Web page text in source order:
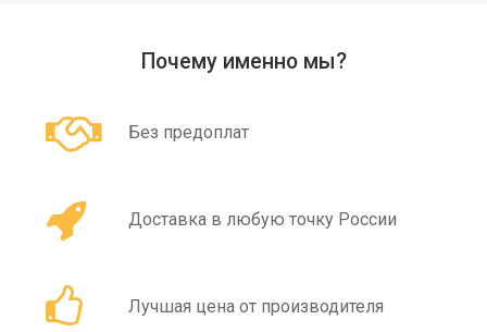
Почему именно мы?
Без предоплат
Доставка в любую точку России
Лучшая цена от производителя